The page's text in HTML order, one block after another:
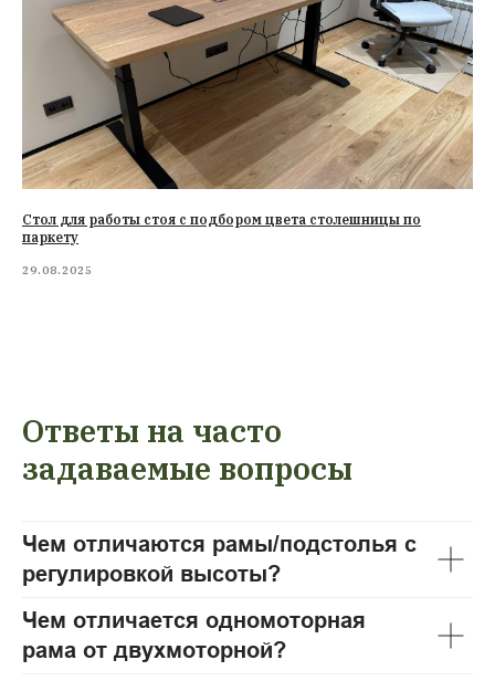
Стол для работы стоя с подбором цвета столешницы по
паркету
29.08.2025
Ответы на часто
задаваемые вопросы
Чем отличаются рамы/подстолья с
регулировкой высоты?
Чем отличается одномоторная
рама от двухмоторной?